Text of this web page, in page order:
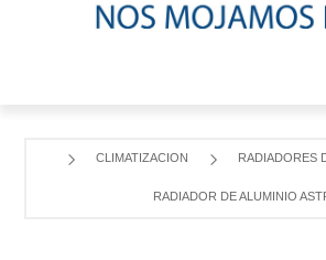
CLIMATIZACION RADIADORES
RADIADOR DE ALUMINIO